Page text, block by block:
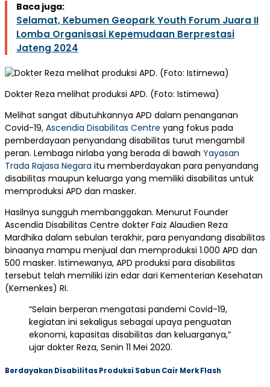
Baca juga:
Selamat, Kebumen Geopark Youth Forum Juara II
Lomba Organisasi Kepemudaan Berprestasi
Jateng 2024
Dokter Reza melihat produksi APD. (Foto: Istimewa)
Melihat sangat dibutuhkannya APD dalam penanganan
Covid-19, Ascendia Disabilitas Centre yang fokus pada
pemberdayaan penyandang disabilitas turut mengambil
peran. Lembaga nirlaba yang berada di bawah Yayasan
Trada Rajasa Negara itu memberdayakan para penyandang
disabilitas maupun keluarga yang memiliki disabilitas untuk
memproduksi APD dan masker.
Hasilnya sungguh membanggakan. Menurut Founder
Ascendia Disabilitas Centre dokter Faiz Alaudien Reza
Mardhika dalam sebulan terakhir, para penyandang disabilitas
binaanya mampu menjual dan memproduksi 1.000 APD dan
500 masker. Istimewanya, APD produksi para disabilitas
tersebut telah memiliki izin edar dari Kementerian Kesehatan
(Kemenkes) RI.
“Selain berperan mengatasi pandemi Covid-19,
kegiatan ini sekaligus sebagai upaya penguatan
ekonomi, kapasitas disabilitas dan keluarganya,”
ujar dokter Reza, Senin 11 Mei 2020.
Berdayakan Disabilitas Produksi Sabun Cair Merk Flash